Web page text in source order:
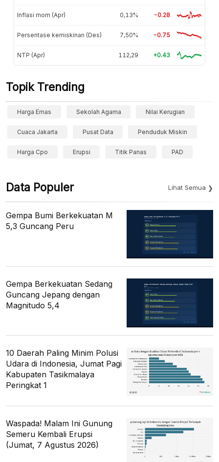
Inflasi mom (Apr) 0,13% -0.28
Persentase kemiskinan (Des) 7,50% -0.75
NTP (Apr) 112,29 +0.43
Topik Trending
Harga Emas Sekolah Agama Nilai Kerugian
Cuaca Jakarta Pusat Data Penduduk Miskin
Harga Cpo Erupsi Titik Panas PAD
Data Populer Lihat Semua
Gempa Bumi Berkekuatan M
5,3 Guncang Peru
Gempa Berkekuatan Sedang
Guncang Jepang dengan
Magnitudo 5,4
10 Daerah Paling Minim Polusi
Udara di Indonesia, Jumat Pagi
Kabupaten Tasikmalaya
Peringkat 1
Waspada! Malam Ini Gunung
Semeru Kembali Erupsi
(Jumat, 7 Agustus 2026)